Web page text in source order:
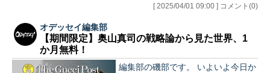
[ 2025/04/01 09:00 ] コメント(0)
オデッセイ編集部
【期間限定】奥山真司の戦略論から見た世界、1
か月無料！
編集部の磯部です。 いよいよ今日か